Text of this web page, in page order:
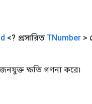
<? প্রসারিত TNumber >
ক্ষতি গণনা করে৷